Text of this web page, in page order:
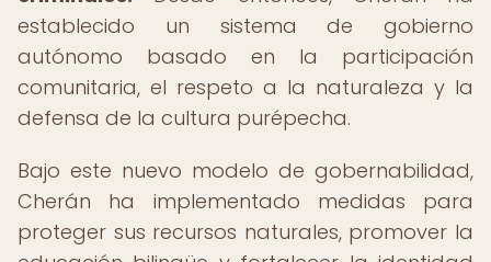
establecido un sistema de gobierno
autónomo basado en la participación
comunitaria, el respeto a la naturaleza y la
defensa de la cultura purépecha.
Bajo este nuevo modelo de gobernabilidad,
Cherán ha implementado medidas para
proteger sus recursos naturales, promover la